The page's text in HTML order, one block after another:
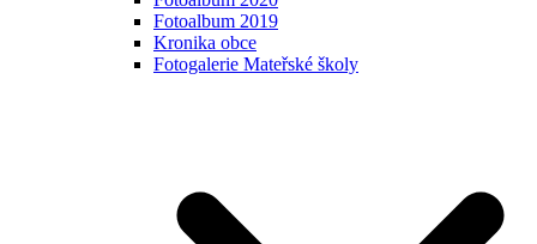
Fotoalbum 2019
Kronika obce
Fotogalerie Mateřské školy